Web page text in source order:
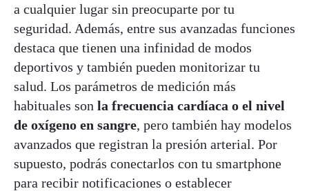
a cualquier lugar sin preocuparte por tu
seguridad. Además, entre sus avanzadas funciones
destaca que tienen una infinidad de modos
deportivos y también pueden monitorizar tu
salud. Los parámetros de medición más
habituales son la frecuencia cardíaca o el nivel
de oxígeno en sangre, pero también hay modelos
avanzados que registran la presión arterial. Por
supuesto, podrás conectarlos con tu smartphone
para recibir notificaciones o establecer